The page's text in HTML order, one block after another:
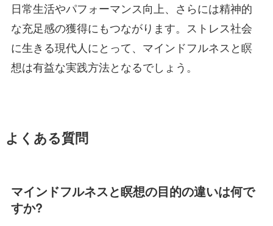
日常生活やパフォーマンス向上、さらには精神的
な充足感の獲得にもつながります。ストレス社会
に生きる現代人にとって、マインドフルネスと瞑
想は有益な実践方法となるでしょう。
よくある質問
マインドフルネスと瞑想の目的の違いは何で
すか?